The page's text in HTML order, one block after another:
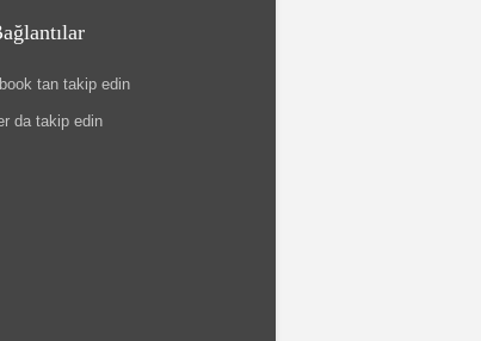
tan takip edin
da takip edin